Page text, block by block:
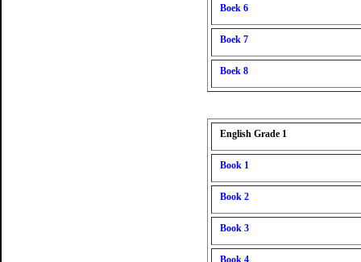
Boek 6
Boek 7
Boek 8
English Grade 1
Book 1
Book 2
Book 3
Book 4